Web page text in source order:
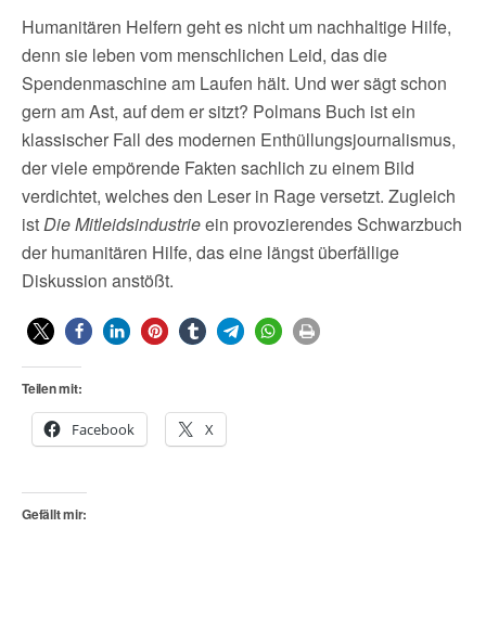
Humanitären Helfern geht es nicht um nachhaltige Hilfe,
denn sie leben vom menschlichen Leid, das die
Spendenmaschine am Laufen hält. Und wer sägt schon
gern am Ast, auf dem er sitzt? Polmans Buch ist ein
klassischer Fall des modernen Enthüllungsjournalismus,
der viele empörende Fakten sachlich zu einem Bild
verdichtet, welches den Leser in Rage versetzt. Zugleich
istDie Mitleidsindustrieein provozierendes Schwarzbuch
der humanitären Hilfe, das eine längst überfällige
Diskussion anstößt.
Teilen mit:
Facebook X
Gefällt mir: